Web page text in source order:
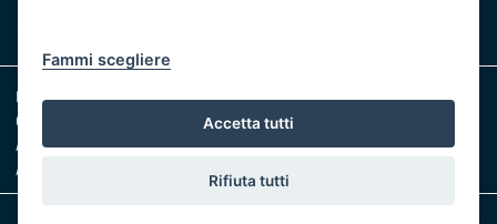
Fammi scegliere
Accetta tutti
Rifiuta tutti
Note legali
Cookie e Privacy
Amministrazione trasparente
Albo pretorio